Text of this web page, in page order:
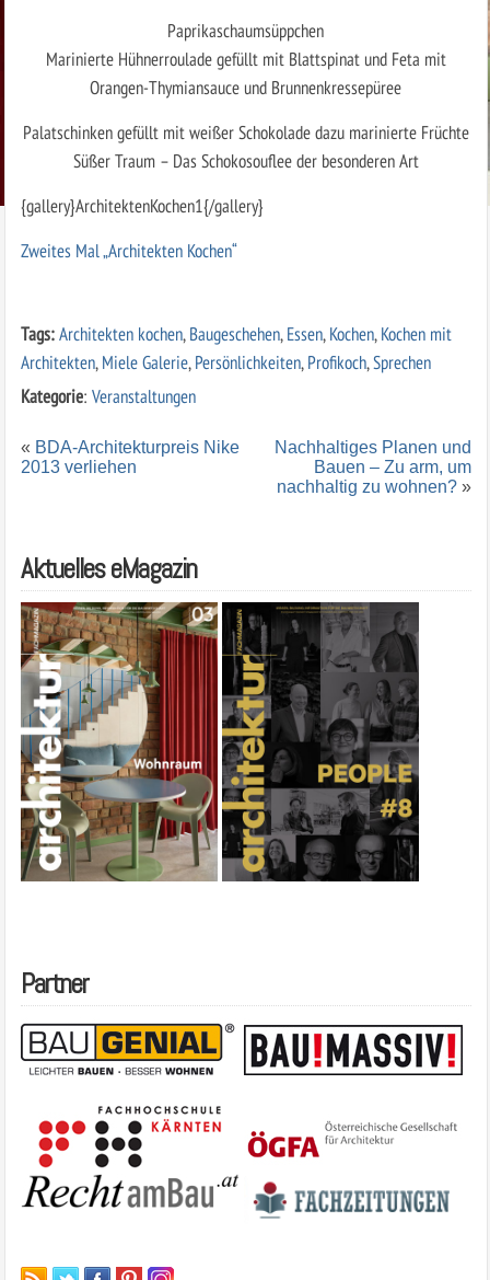
Paprikaschaumsüppchen
Marinierte Hühnerroulade gefüllt mit Blattspinat und Feta mit
Orangen-Thymiansauce und Brunnenkressepüree
Palatschinken gefüllt mit weißer Schokolade dazu marinierte Früchte
Süßer Traum – Das Schokosouflee der besonderen Art
{gallery}ArchitektenKochen1{/gallery}
Zweites Mal „Architekten Kochen“
Tags:Architekten kochen,Baugeschehen,Essen,Kochen,Kochen mit
Architekten,Miele Galerie,Persönlichkeiten,Profikoch,Sprechen
Kategorie: Veranstaltungen
« BDA-Architekturpreis Nike
2013 verliehen
Nachhaltiges Planen und
Bauen – Zu arm, um
nachhaltig zu wohnen? »
Aktuelles eMagazin
Partner